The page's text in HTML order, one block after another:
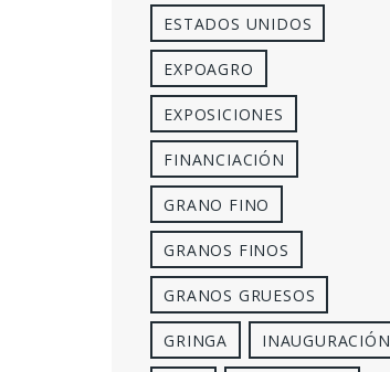
ESTADOS UNIDOS
EXPOAGRO
EXPOSICIONES
FINANCIACIÓN
GRANO FINO
GRANOS FINOS
GRANOS GRUESOS
GRINGA INAUGURACIÓN